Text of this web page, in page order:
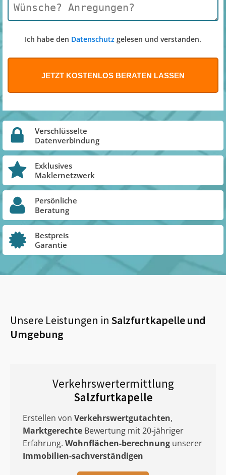
Ich habe den Datenschutz gelesen und verstanden.
Verschlüsselte
Datenverbindung
Exklusives
Maklernetzwerk
Persönliche
Beratung
Bestpreis
Garantie
Unsere Leistungen in Salzfurtkapelleund
Umgebung
Verkehrswertermittlung
Salzfurtkapelle
Erstellen von Verkehrswertgutachten,
Marktgerechte Bewertung mit 20-jähriger
Erfahrung. Wohnflächen-berechnung unserer
Immobilien-sachverständigen